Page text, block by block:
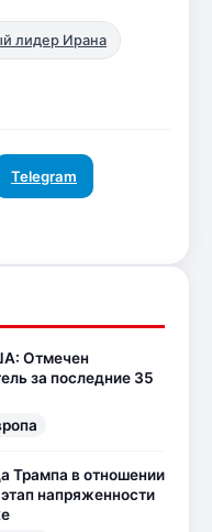
лидер Ирана
Telegram
Отмечен
за последние 35
Трампа в отношении
напряженности